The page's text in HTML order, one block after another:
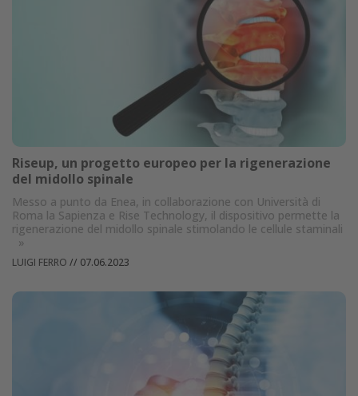
Riseup, un progetto europeo per la rigenerazione
del midollo spinale
Messo a punto da Enea, in collaborazione con Università di
Roma la Sapienza e Rise Technology, il dispositivo permette la
rigenerazione del midollo spinale stimolando le cellule staminali
»
LUIGI FERRO // 07.06.2023